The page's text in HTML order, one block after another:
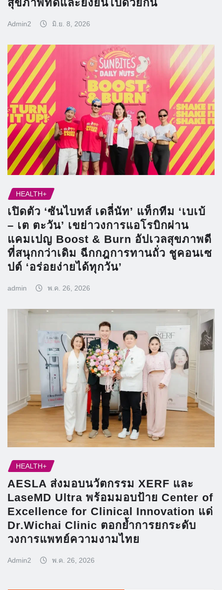
สุขภาพที่ดีและยั่งยืนไปด้วยกัน
Admin2 มิ.ย. 8, 2026
HEALTH+
เปิดตัว ‘ซันไบทส์ เดลี่นัท’ แท็กทีม ‘เบเบ้
– เต ตะวัน’ เขย่าวงการแอโรบิกผ่าน
แคมเปญ Boost & Burn อัปเวลสุขภาพดี
ที่สนุกกว่าเดิม ฉีกกฎการทานถั่ว ชูคอนเซ
ปต์ ‘อร่อยง่ายได้ทุกวัน’
admin พ.ค. 26, 2026
HEALTH+
AESLA ส่งมอบนวัตกรรม XERF และ
LaseMD Ultra พร้อมมอบป้าย Center of
Excellence for Clinical Innovation แด่
Dr.Wichai Clinic ตอกย้ำการยกระดับ
วงการแพทย์ความงามไทย
Admin2 พ.ค. 26, 2026